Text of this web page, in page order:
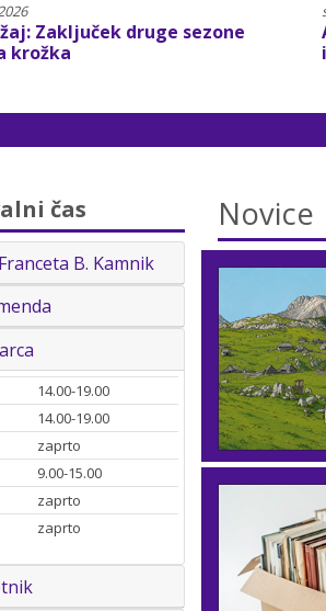
Zaključek druge sezone
krožka
Novice
čas
B. Kamnik
14.00-19.00
14.00-19.00
zaprto
9.00-15.00
zaprto
zaprto